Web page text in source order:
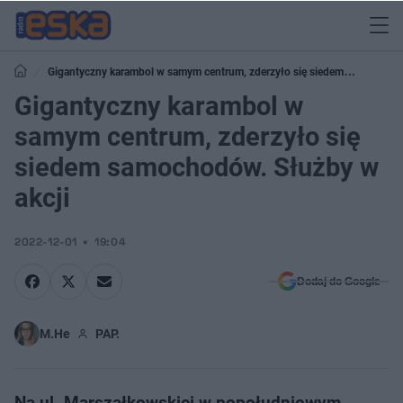
Gigantyczny karambol w samym centrum, zderzyło się siedem
samochodów. Służby w akcji
Gigantyczny karambol w
samym centrum, zderzyło się
siedem samochodów. Służby w
akcji
2022-12-01 19:04
Dodaj do Google
M.He PAP.